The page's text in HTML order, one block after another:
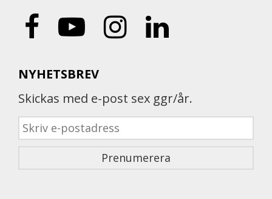
NYHETSBREV
Skickas med e-post sex ggr/år.